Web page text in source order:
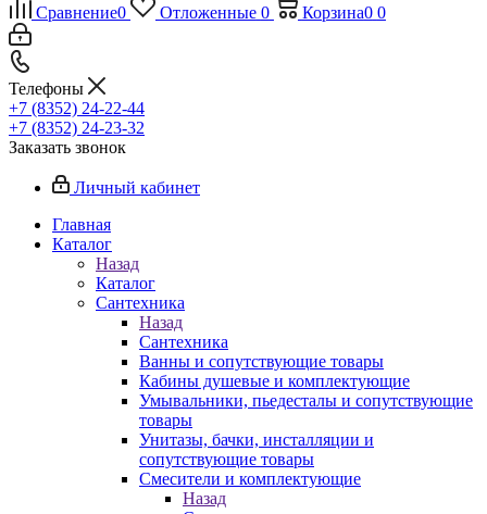
Сравнение0 Отложенные 0 Корзина0 0
Телефоны
+7 (8352) 24-22-44
+7 (8352) 24-23-32
Заказать звонок
Личный кабинет
Главная
Каталог
Назад
Каталог
Сантехника
Назад
Сантехника
Ванны и сопутствующие товары
Кабины душевые и комплектующие
Умывальники, пьедесталы и сопутствующие
товары
Унитазы, бачки, инсталляции и
сопутствующие товары
Смесители и комплектующие
Назад